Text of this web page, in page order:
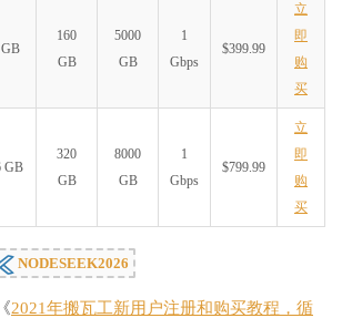
160
GB
5000
GB
1
Gbps
$399.99
立
即
购
买
GB
320
GB
8000
GB
1
Gbps
$799.99
立
即
购
买
NODESEEK2026
2021年搬瓦工新用户注册和购买教程，循